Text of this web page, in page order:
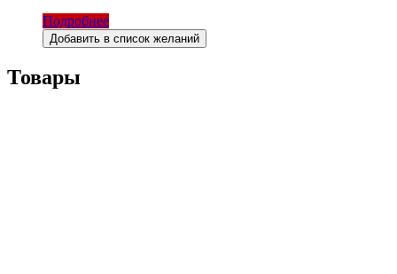
Подробнее
Добавить в список желаний
Товары